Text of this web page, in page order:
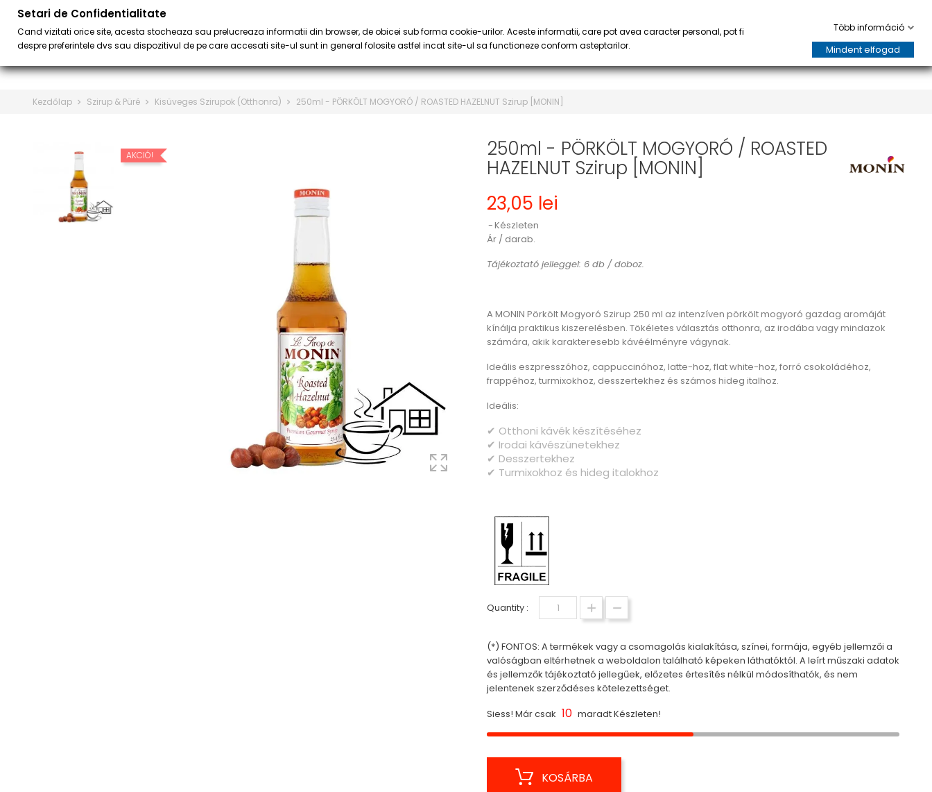
Kezdőlap Szirup & Püré Kisüveges Szirupok (Otthonra) 250ml - PÖRKÖLT MOGYORÓ / ROASTED HAZELNUT Szirup [MONIN]
AKCIÓ! 250ml - PÖRKÖLT MOGYORÓ / ROASTED
HAZELNUT Szirup [MONIN]
23,05 lei
Készleten
Ár / darab.
Tájékoztató jelleggel: 6 db / doboz.
A MONIN Pörkölt Mogyoró Szirup 250 ml az intenzíven pörkölt mogyoró gazdag aromáját
kínálja praktikus kiszerelésben. Tökéletes választás otthonra, az irodába vagy mindazok
számára, akik karakteresebb kávéélményre vágynak.
Ideális eszpresszóhoz, cappuccinóhoz, latte-hoz, flat white-hoz, forró csokoládéhoz,
frappéhoz, turmixokhoz, desszertekhez és számos hideg italhoz.
Ideális:
✔ Otthoni kávék készítéséhez
✔ Irodai kávészünetekhez
✔ Desszertekhez
✔ Turmixokhoz és hideg italokhoz
Quantity :
(*) FONTOS: A termékek vagy a csomagolás kialakítása, színei, formája, egyéb jellemzői a
valóságban eltérhetnek a weboldalon található képeken láthatóktól. A leírt műszaki adatok
és jellemzők tájékoztató jellegűek, előzetes értesítés nélkül módosíthatók, és nem
jelentenek szerződéses kötelezettséget.
Siess! Már csak 10 maradt Készleten!
KOSÁRBA
Setari de Confidentialitate
Cand vizitati orice site, acesta stocheaza sau prelucreaza informatii din browser, de obicei sub forma cookie-urilor. Aceste informatii, care pot avea caracter personal, pot fi
despre preferintele dvs sau dispozitivul de pe care accesati site-ul sunt in general folosite astfel incat site-ul sa functioneze conform asteptarilor.
Több információ
Mindent elfogad